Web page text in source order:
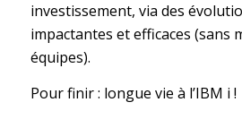
investissement, via des
impactantes et efficaces (sans
équipes).
Pour finir : longue vie à l’IBM i !